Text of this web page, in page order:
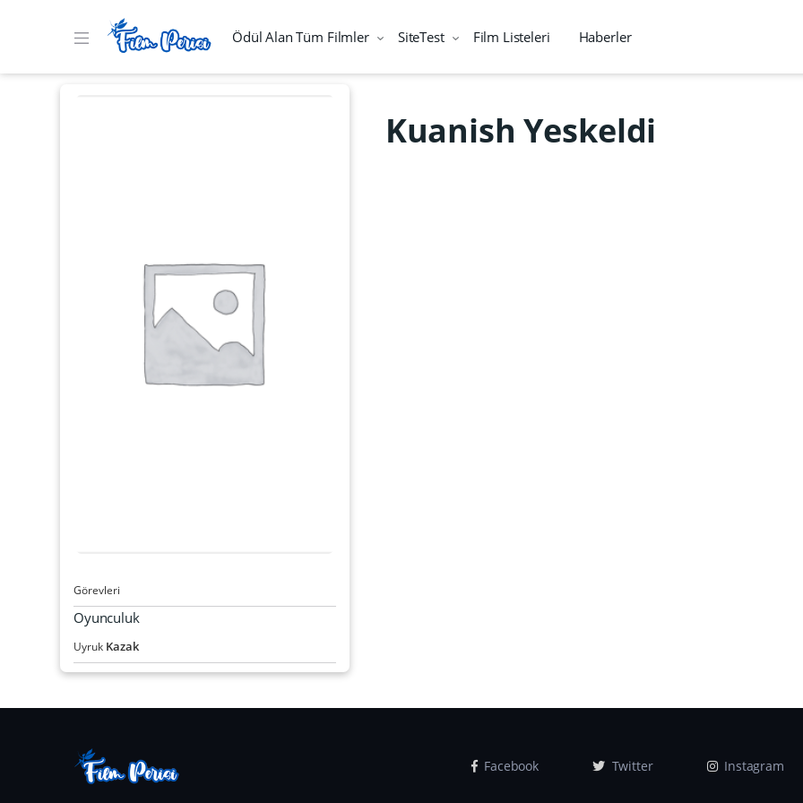
Ödül Alan Tüm Filmler SiteTest Film Listeleri Haberler
Görevleri
Oyunculuk
Uyruk Kazak
Kuanish Yeskeldi
Facebook Twitter Instagram